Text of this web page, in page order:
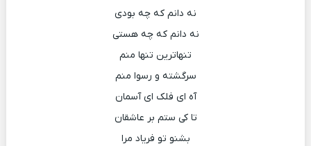
نه دانم که چه بودی
نه دانم که چه هستی
تنهاترین تنها منم
سرگشته و رسوا منم
آه ای فلک ای آسمان
تا کی ستم بر عاشقان
بشنو تو فریاد مرا